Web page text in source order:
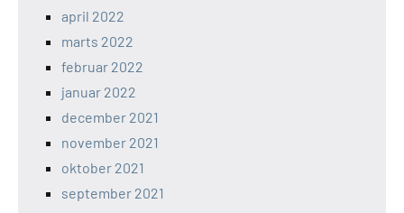
april 2022
marts 2022
februar 2022
januar 2022
december 2021
november 2021
oktober 2021
september 2021